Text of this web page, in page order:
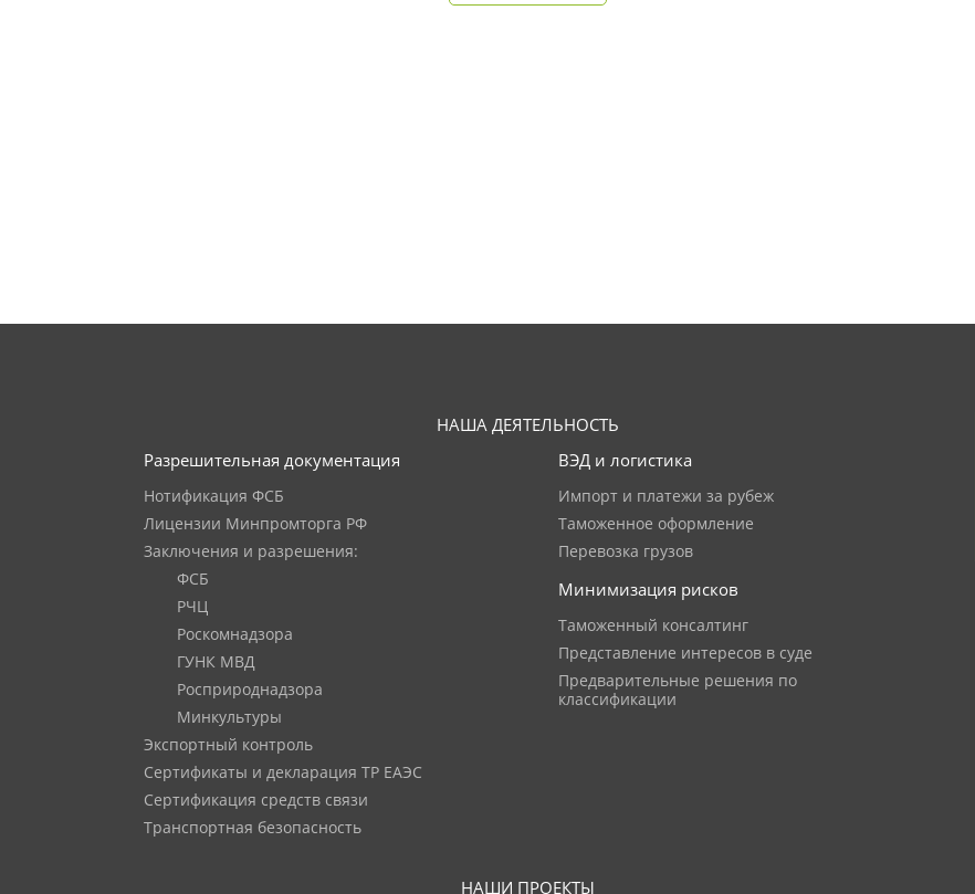
НАША ДЕЯТЕЛЬНОСТЬ
Разрешительная документация
Нотификация ФСБ
Лицензии Минпромторга РФ
Заключения и разрешения:
ФСБ
РЧЦ
Роскомнадзора
ГУНК МВД
Росприроднадзора
Минкультуры
Экспортный контроль
Сертификаты и декларация ТР ЕАЭС
Сертификация средств связи
Транспортная безопасность
ВЭД и логистика
Импорт и платежи за рубеж
Таможенное оформление
Перевозка грузов
Минимизация рисков
Таможенный консалтинг
Представление интересов в суде
Предварительные решения по
классификации
НАШИ ПРОЕКТЫ